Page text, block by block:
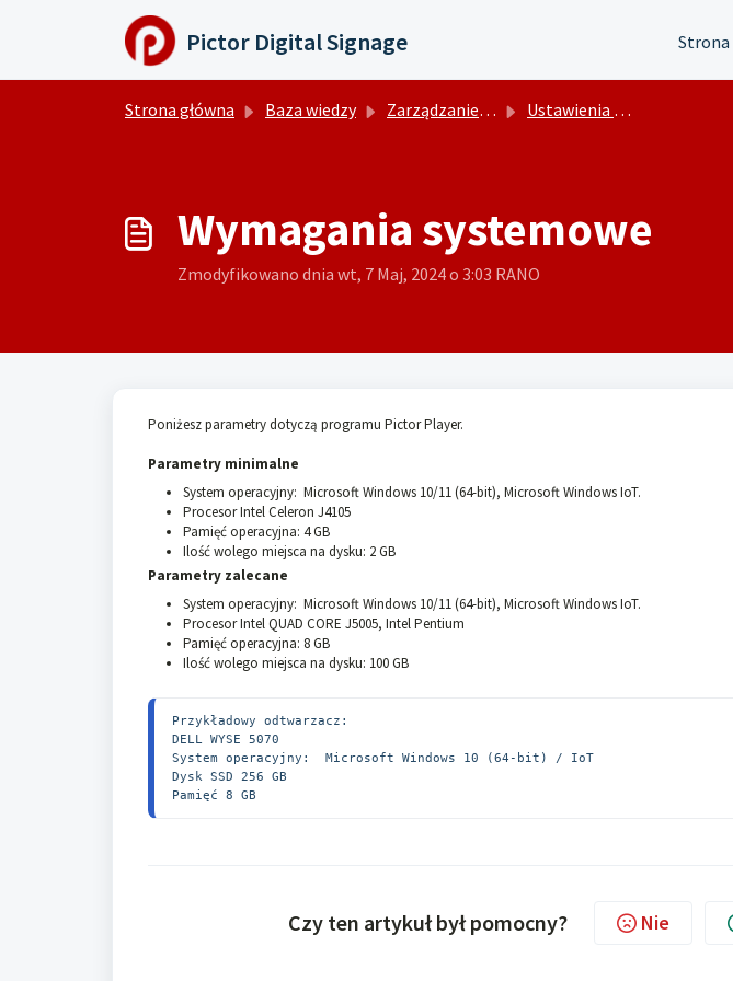
Przejdź do głównej treści
Pictor Digital Signage Strona
Strona główna Baza wiedzy Zarządzanie odtwarzaczem Ustawienia Pictor Player
Wymagania systemowe
Zmodyfikowano dnia wt, 7 Maj, 2024 o 3:03 RANO
Poniżesz parametry dotyczą programu Pictor Player.
Parametry minimalne
System operacyjny: Microsoft Windows 10/11 (64-bit), Microsoft Windows IoT.
Procesor Intel Celeron J4105
Pamięć operacyjna: 4 GB
Ilość wolego miejsca na dysku: 2 GB
Parametry zalecane
System operacyjny: Microsoft Windows 10/11 (64-bit), Microsoft Windows IoT.
Procesor Intel QUAD CORE J5005, Intel Pentium
Pamięć operacyjna: 8 GB
Ilość wolego miejsca na dysku: 100 GB
Przykładowy odtwarzacz:
DELL WYSE 5070
System operacyjny:  Microsoft Windows 10 (64-bit) / IoT
Dysk SSD 256 GB
Pamięć 8 GB
Czy ten artykuł był pomocny? Nie